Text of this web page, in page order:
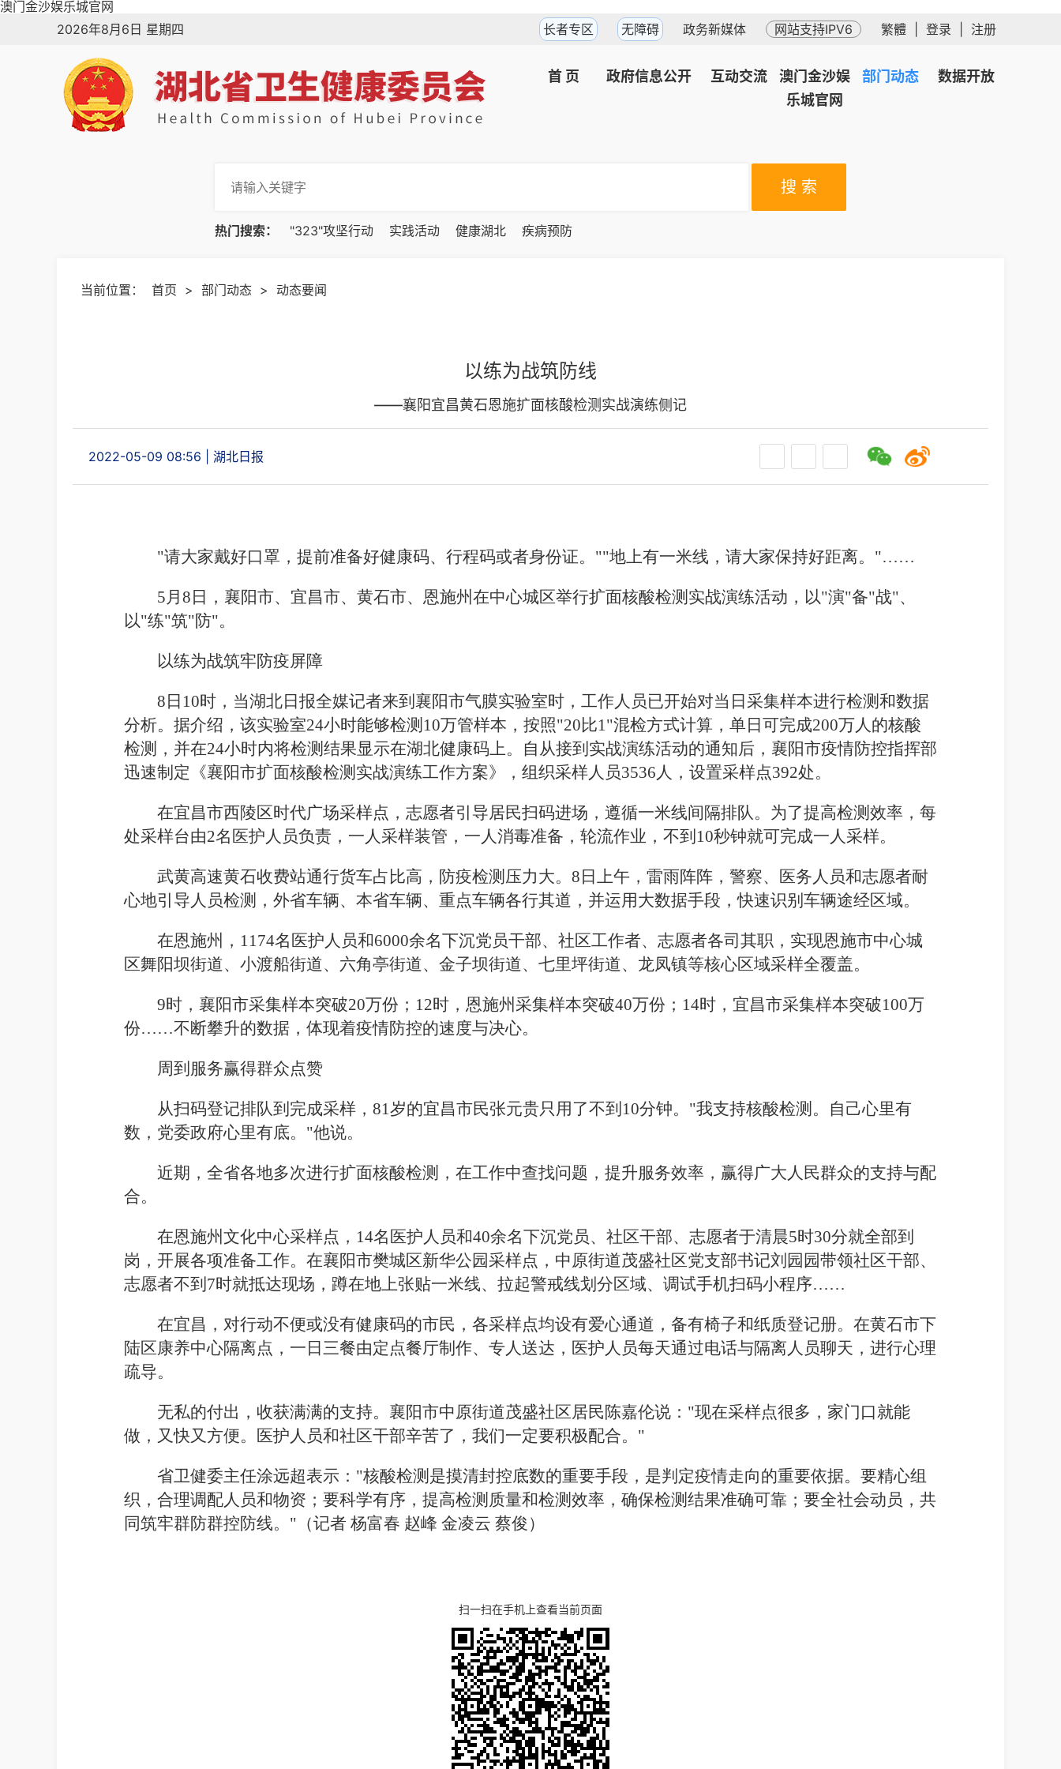
澳门金沙娱乐城官网
2026年8月6日 星期四
长者专区 无障碍 政务新媒体 网站支持IPV6 繁體 登录 注册
首 页 政府信息公开 互动交流
澳门金沙娱
乐城官网
部门动态 数据开放
搜 索
热门搜索： "323"攻坚行动 实践活动 健康湖北 疾病预防
当前位置： 首页 > 部门动态 > 动态要闻
以练为战筑防线
——襄阳宜昌黄石恩施扩面核酸检测实战演练侧记
2022-05-09 08:56 湖北日报
"请大家戴好口罩，提前准备好健康码、行程码或者身份证。""地上有一米线，请大家保持好距离。"……
5月8日，襄阳市、宜昌市、黄石市、恩施州在中心城区举行扩面核酸检测实战演练活动，以"演"备"战"、
以"练"筑"防"。
以练为战筑牢防疫屏障
8日10时，当湖北日报全媒记者来到襄阳市气膜实验室时，工作人员已开始对当日采集样本进行检测和数据
分析。据介绍，该实验室24小时能够检测10万管样本，按照"20比1"混检方式计算，单日可完成200万人的核酸
检测，并在24小时内将检测结果显示在湖北健康码上。自从接到实战演练活动的通知后，襄阳市疫情防控指挥部
迅速制定《襄阳市扩面核酸检测实战演练工作方案》，组织采样人员3536人，设置采样点392处。
在宜昌市西陵区时代广场采样点，志愿者引导居民扫码进场，遵循一米线间隔排队。为了提高检测效率，每
处采样台由2名医护人员负责，一人采样装管，一人消毒准备，轮流作业，不到10秒钟就可完成一人采样。
武黄高速黄石收费站通行货车占比高，防疫检测压力大。8日上午，雷雨阵阵，警察、医务人员和志愿者耐
心地引导人员检测，外省车辆、本省车辆、重点车辆各行其道，并运用大数据手段，快速识别车辆途经区域。
在恩施州，1174名医护人员和6000余名下沉党员干部、社区工作者、志愿者各司其职，实现恩施市中心城
区舞阳坝街道、小渡船街道、六角亭街道、金子坝街道、七里坪街道、龙凤镇等核心区域采样全覆盖。
9时，襄阳市采集样本突破20万份；12时，恩施州采集样本突破40万份；14时，宜昌市采集样本突破100万
份……不断攀升的数据，体现着疫情防控的速度与决心。
周到服务赢得群众点赞
从扫码登记排队到完成采样，81岁的宜昌市民张元贵只用了不到10分钟。"我支持核酸检测。自己心里有
数，党委政府心里有底。"他说。
近期，全省各地多次进行扩面核酸检测，在工作中查找问题，提升服务效率，赢得广大人民群众的支持与配
合。
在恩施州文化中心采样点，14名医护人员和40余名下沉党员、社区干部、志愿者于清晨5时30分就全部到
岗，开展各项准备工作。在襄阳市樊城区新华公园采样点，中原街道茂盛社区党支部书记刘园园带领社区干部、
志愿者不到7时就抵达现场，蹲在地上张贴一米线、拉起警戒线划分区域、调试手机扫码小程序……
在宜昌，对行动不便或没有健康码的市民，各采样点均设有爱心通道，备有椅子和纸质登记册。在黄石市下
陆区康养中心隔离点，一日三餐由定点餐厅制作、专人送达，医护人员每天通过电话与隔离人员聊天，进行心理
疏导。
无私的付出，收获满满的支持。襄阳市中原街道茂盛社区居民陈嘉伦说："现在采样点很多，家门口就能
做，又快又方便。医护人员和社区干部辛苦了，我们一定要积极配合。"
省卫健委主任涂远超表示："核酸检测是摸清封控底数的重要手段，是判定疫情走向的重要依据。要精心组
织，合理调配人员和物资；要科学有序，提高检测质量和检测效率，确保检测结果准确可靠；要全社会动员，共
同筑牢群防群控防线。"（记者 杨富春 赵峰 金凌云 蔡俊）
扫一扫在手机上查看当前页面